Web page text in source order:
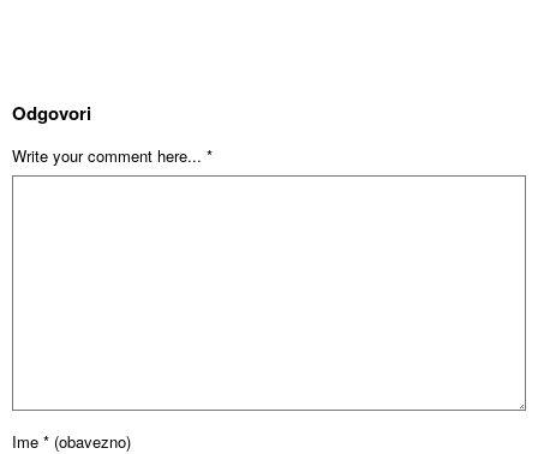
Odgovori
Write your comment here... *
Ime * (obavezno)